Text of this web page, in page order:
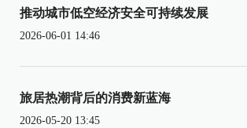
推动城市低空经济安全可持续发展
2026-06-01 14:46
旅居热潮背后的消费新蓝海
2026-05-20 13:45